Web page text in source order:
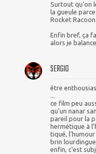
Surtout qu'on
la gueule
Rocket Racoon.
Enfin bref, ça
alors je
SERGIO
être
...
ce film peu
qu'un nanar
pareil pour la
hermétique à
tiqué,
brin lourdingue
enfin, c'est